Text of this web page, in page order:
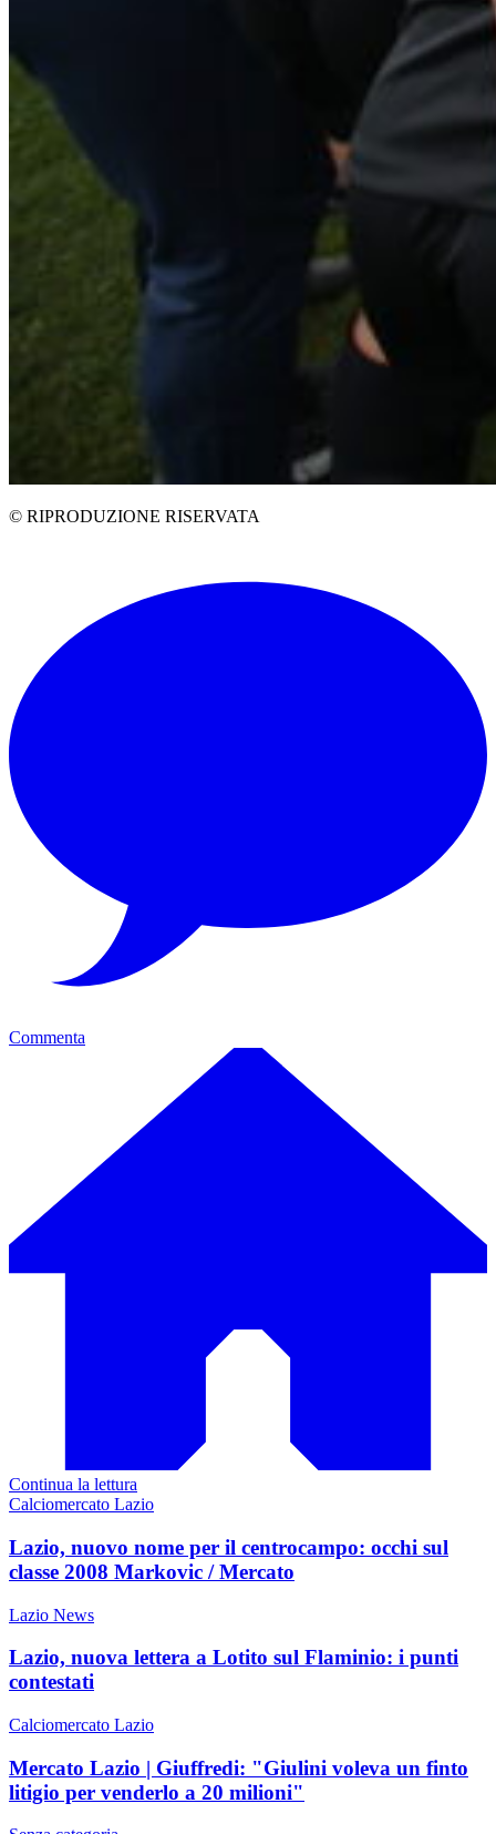
© RIPRODUZIONE RISERVATA
Commenta
Continua la lettura
Calciomercato Lazio
Lazio, nuovo nome per il centrocampo: occhi sul
classe 2008 Markovic / Mercato
Lazio News
Lazio, nuova lettera a Lotito sul Flaminio: i punti
contestati
Calciomercato Lazio
Mercato Lazio | Giuffredi: "Giulini voleva un finto
litigio per venderlo a 20 milioni"